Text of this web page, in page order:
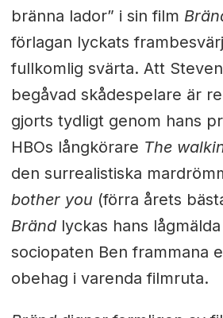
bränna lador” i sin film
förlagan lyckats
fullkomlig svärta. Att
begåvad skådespelare är
gjorts tydligt genom hans
HBOs långkörare The
den surrealistiska
bother you (förra årets
Brändlyckas hans
sociopaten Ben frammana
obehag i varenda filmruta.